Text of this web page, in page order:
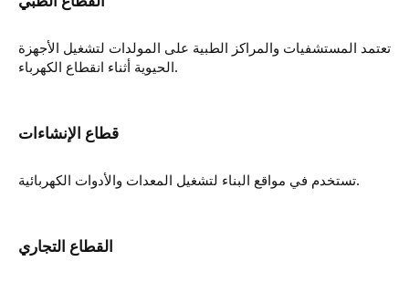
تعتمد المستشفيات والمراكز الطبية على المولدات لتشغيل الأجهزة
الحيوية أثناء انقطاع الكهرباء.
تستخدم في مواقع البناء لتشغيل المعدات والأدوات الكهربائية.